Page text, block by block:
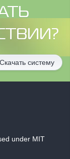
Скачать систему
under MIT